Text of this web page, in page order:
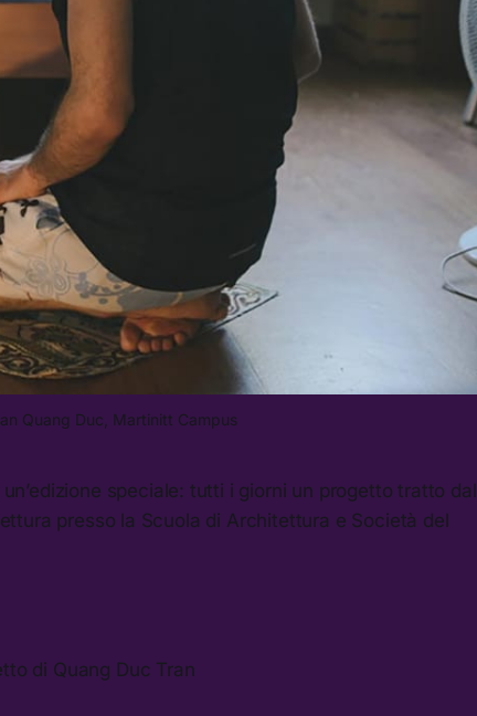
Quang Duc, Martinitt Campus
speciale: tutti i giorni un progetto tratto dal
presso la Scuola di Architettura e Società del
di Quang Duc Tran